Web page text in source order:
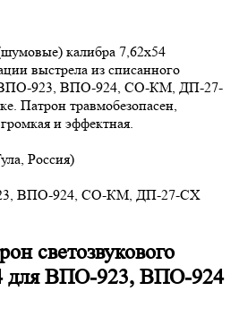
калибра 7,62x54
выстрела из списанного
ВПО-923, ВПО-924, СО-КМ, ДП-27-
Патрон травмобезопасен,
и эффектная.
Россия)
ВПО-924, СО-КМ, ДП-27-СХ
светозвукового
для ВПО-923, ВПО-924